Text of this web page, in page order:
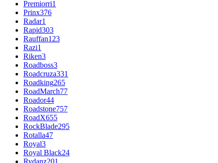
Premiorri1
Prinx376
Radar1
Rapid303
Rauffan123
Razi1
Riken3
Roadboss3
Roadcruza331
Roadking265
RoadMarch77
Roador44
Roadstone757
RoadX655
RockBlade295
Rotalla47
Royal3
Royal Black24
Rydanz201